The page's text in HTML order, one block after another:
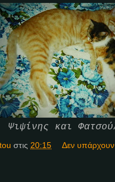
Ψιψίνης και
στις 20:15 Δεν υπάρχουν